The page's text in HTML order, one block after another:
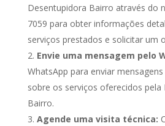
Desentupidora Bairro através do
7059 para obter informações
serviços prestados e solicitar um
Envie uma mensagem pelo
WhatsApp para enviar
sobre os serviços oferecidos pela
Bairro.
Agende uma visita técnica: